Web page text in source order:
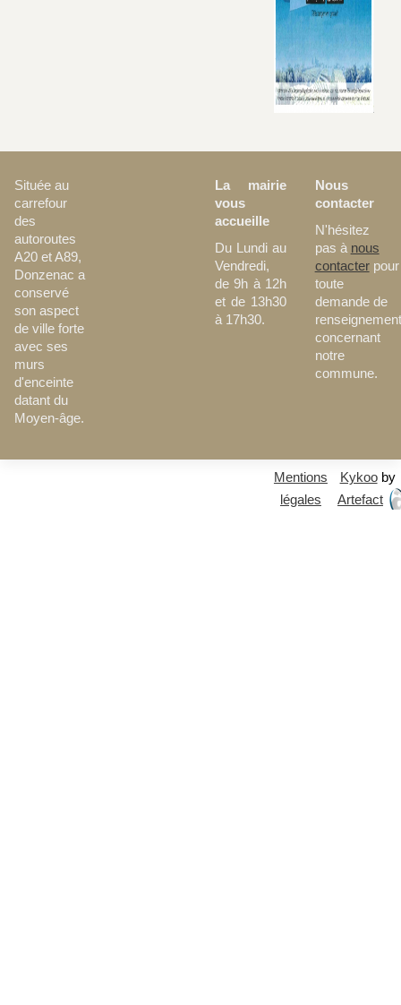
Située au
carrefour
des
autoroutes
A20 et A89,
Donzenac a
conservé
son aspect
de ville forte
avec ses
murs
d'enceinte
datant du
Moyen-âge.
La mairie
vous
accueille
Du Lundi au
Vendredi,
de 9h à 12h
et de 13h30
à 17h30.
Nous
contacter
N'hésitez
pas à nous
contacterpour
toute
demande de
renseignement
concernant
notre
commune.
Mentions
légales
Kykooby
Artefact